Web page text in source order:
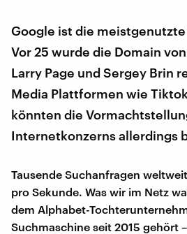
Google ist die
Vor 25 wurde die Domain
Larry Page und Sergey Brin
Media Plattformen wie
könnten die
Internetkonzerns allerdings
Tausende Suchanfragen
pro Sekunde. Was wir im Netz
dem Alphabet-
Suchmaschine seit 2015 gehört